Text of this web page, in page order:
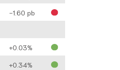
-1.60 pb
+0.03%
+0.34%